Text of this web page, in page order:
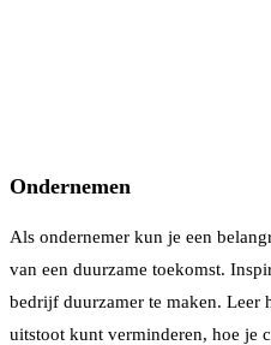
Ondernemen
Als ondernemer kun je een
van een duurzame toekomst.
bedrijf duurzamer te maken. Leer
uitstoot kunt verminderen, hoe je